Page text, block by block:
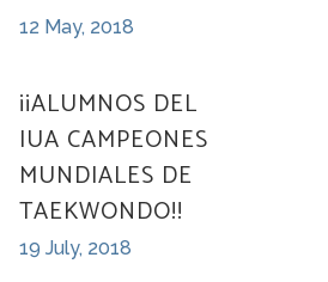
12 May, 2018
¡¡ALUMNOS DEL
IUA CAMPEONES
MUNDIALES DE
TAEKWONDO!!
19 July, 2018